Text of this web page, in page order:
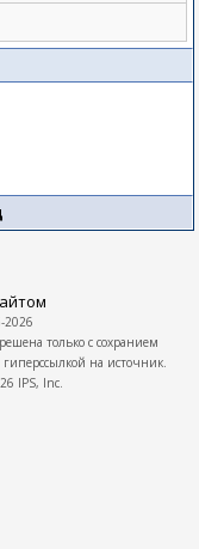
2026
только с сохранием
на источник.
IPS, Inc.